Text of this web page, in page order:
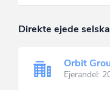
Direkte ejede
Orbit
Ejerandel: